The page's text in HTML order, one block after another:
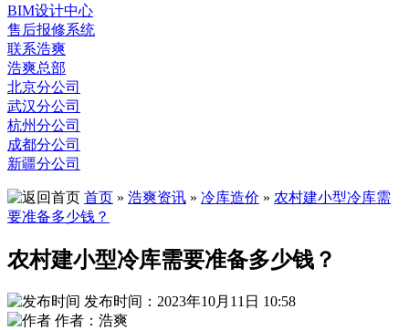
BIM设计中心
售后报修系统
联系浩爽
浩爽总部
北京分公司
武汉分公司
杭州分公司
成都分公司
新疆分公司
首页 » 浩爽资讯 » 冷库造价 » 农村建小型冷库需
要准备多少钱？
农村建小型冷库需要准备多少钱？
发布时间：2023年10月11日 10:58
作者：浩爽